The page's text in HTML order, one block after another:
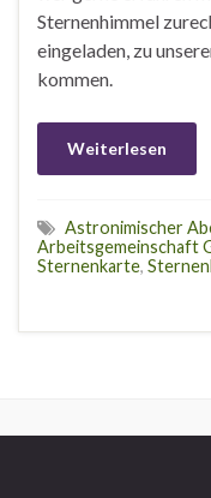
Sternenhimmel
eingeladen, zu
kommen.
Weiterlesen
Astronimischer
Arbeitsgemeinschaft
Sternenkarte,